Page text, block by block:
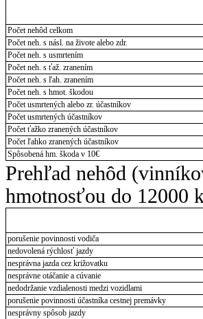
Počet nehôd celkom
Počet neh. s násl. na živote alebo zdr.
Počet neh. s usmrtením
Počet neh. s ťaž. zranením
Počet neh. s ľah. zranením
Počet neh. s hmot. škodou
Počet usmrtených alebo zr. účastníkov
Počet usmrtených účastníkov
Počet ťažko zranených účastníkov
Počet ľahko zranených účastníkov
Spôsobená hm. škoda v 10€
Prehľad nehôd
hmotnosťou do 12000
porušenie povinnosti vodiča
nedovolená rýchlosť jazdy
nesprávna jazda cez križovatku
nesprávne otáčanie a cúvanie
nedodržanie vzdialenosti medzi vozidlami
porušenie povinnosti účastníka cestnej premávky
nesprávny spôsob jazdy